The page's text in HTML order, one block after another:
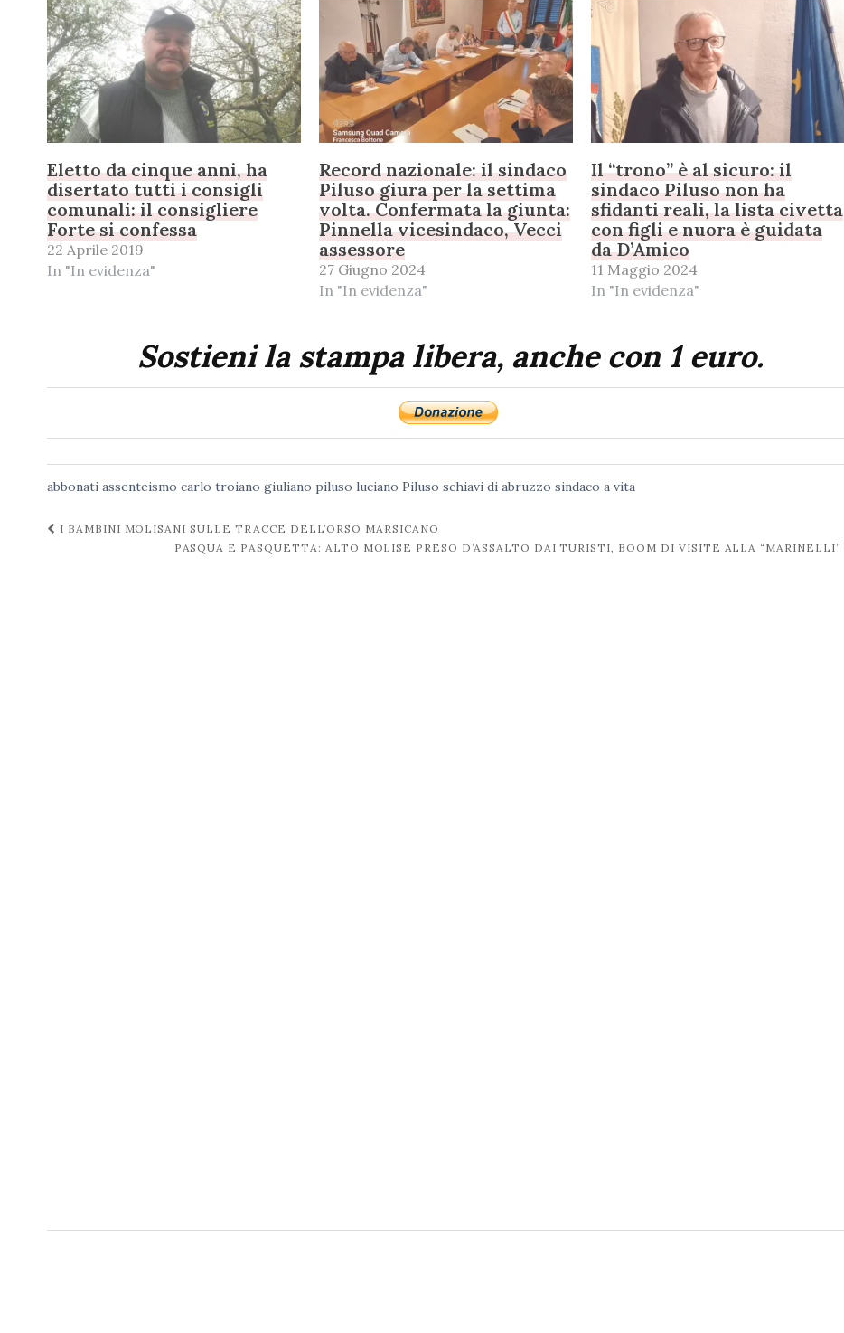
Eletto da cinque anni, ha
disertato tutti i consigli
comunali: il consigliere
Forte si confessa
22 Aprile 2019
In "In evidenza"
Record nazionale: il sindaco
Piluso giura per la settima
volta. Confermata la giunta:
Pinnella vicesindaco, Vecci
assessore
27 Giugno 2024
In "In evidenza"
Il “trono” è al sicuro: il
sindaco Piluso non ha
sfidanti reali, la lista civetta
con figli e nuora è guidata
da D’Amico
11 Maggio 2024
In "In evidenza"
Sostieni la stampa libera, anche con 1 euro.
abbonati assenteismo carlo troiano giuliano piluso luciano Piluso schiavi di abruzzo sindaco a vita
Navigazione
I BAMBINI MOLISANI SULLE TRACCE DELL’ORSO MARSICANO
PASQUA E PASQUETTA: ALTO MOLISE PRESO D’ASSALTO DAI TURISTI, BOOM DI VISITE ALLA “MARINELLI”